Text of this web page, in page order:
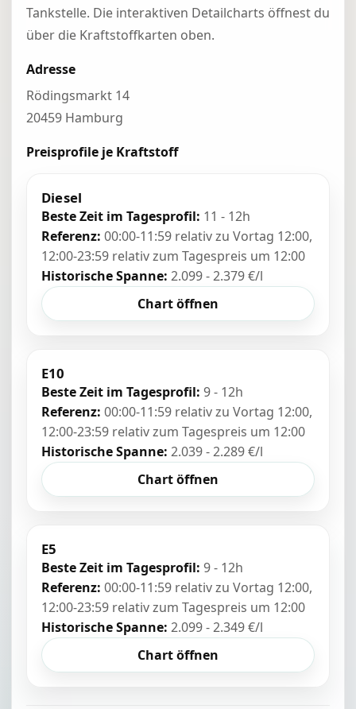
Tankstelle. Die interaktiven Detailcharts öffnest du
über die Kraftstoffkarten oben.
Adresse
Rödingsmarkt 14
20459 Hamburg
Preisprofile je Kraftstoff
Diesel
Beste Zeit im Tagesprofil: 11 - 12h
Referenz: 00:00-11:59 relativ zu Vortag 12:00,
12:00-23:59 relativ zum Tagespreis um 12:00
Historische Spanne: 2.099 - 2.379 €/l
Chart öffnen
E10
Beste Zeit im Tagesprofil: 9 - 12h
Referenz: 00:00-11:59 relativ zu Vortag 12:00,
12:00-23:59 relativ zum Tagespreis um 12:00
Historische Spanne: 2.039 - 2.289 €/l
Chart öffnen
E5
Beste Zeit im Tagesprofil: 9 - 12h
Referenz: 00:00-11:59 relativ zu Vortag 12:00,
12:00-23:59 relativ zum Tagespreis um 12:00
Historische Spanne: 2.099 - 2.349 €/l
Chart öffnen